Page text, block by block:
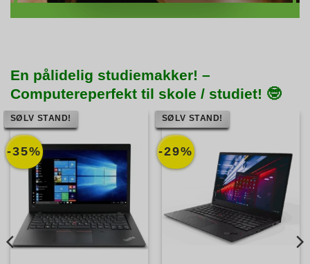
En pålidelig studiemakker! –
Computereperfekt til skole / studiet! 🤓
-35%
SØLV STAND!
-29%
SØLV STAND!